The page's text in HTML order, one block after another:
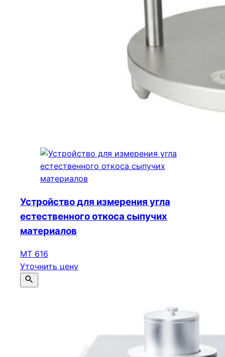
Устройство для измерения угла
естественного откоса сыпучих
материалов
МТ 616
Уточнить цену